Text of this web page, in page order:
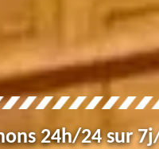
24h/24 sur